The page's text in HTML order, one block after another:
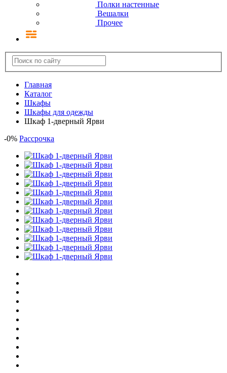
Полки настенные
Вешалки
Прочее
Главная
Каталог
Шкафы
Шкафы для одежды
Шкаф 1-дверный Ярви
-0% Рассрочка